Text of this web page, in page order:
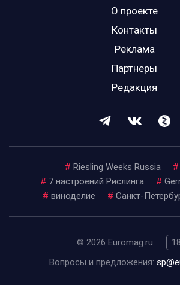
О проекте
Контакты
Реклама
Партнеры
Редакция
# Riesling Weeks Russia #
# 7 настроений Рислинга #
# виноделие # Санкт-
© 2026 Euromag.ru
Вопросы и предложения: